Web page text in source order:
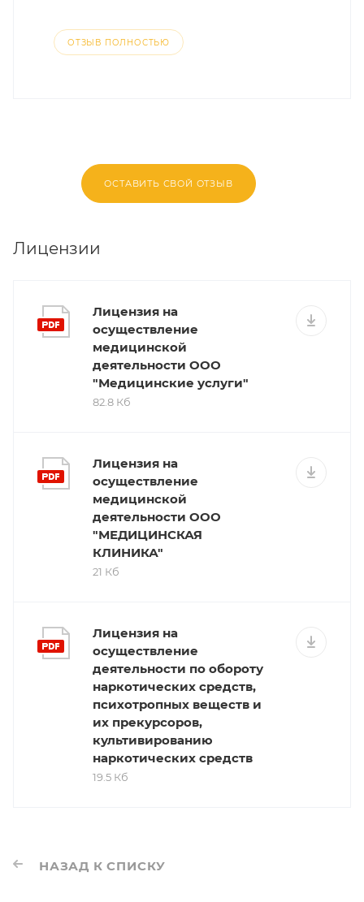
ОТЗЫВ ПОЛНОСТЬЮ
ОСТАВИТЬ СВОЙ ОТЗЫВ
Лицензии
Лицензия на
осуществление
медицинской
деятельности ООО
"Медицинские услуги"
82.8 Кб
Лицензия на
осуществление
медицинской
деятельности ООО
"МЕДИЦИНСКАЯ
КЛИНИКА"
21 Кб
Лицензия на
осуществление
деятельности по обороту
наркотических средств,
психотропных веществ и
их прекурсоров,
культивированию
наркотических средств
19.5 Кб
НАЗАД К СПИСКУ